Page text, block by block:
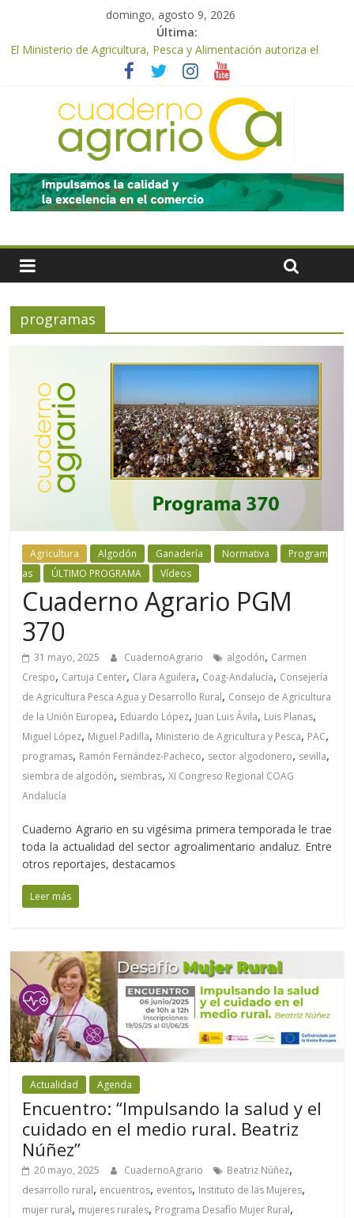
domingo, agosto 9, 2026
Última:
ASAJA Almería: las primeras recolecciones de almendra
confirman una cosecha desigual marcada por las inclemencias
meteorológicas y la incertidumbre en los precios
pago de 85 millones adicionales de ayudas de la PAC de
remanentes disponibles
El Ministerio de Agricultura, Pesca y Alimentación otorga los
premios Alimentos de España a los mejores quesos 2026
UPA Granada advierte de una vendimia marcada por el
desplome de la demanda, que obligará a muchos viticultores a
dejar la uva en el campo
nuevo protocolo de certificación del ibérico para reforzar la
seguridad y la transparencia del sector
programas
Agricultura Algodón Ganadería Normativa
Program
as
ÚLTIMO PROGRAMA Vídeos
Cuaderno Agrario PGM
370
31 mayo, 2025 CuadernoAgrario algodón, Carmen
Crespo, Cartuja Center, Clara Aguilera, Coag-Andalucía, Consejería
de Agricultura Pesca Agua y Desarrollo Rural, Consejo de Agricultura
de la Unión Europea, Eduardo López, Juan Luis Ávila, Luis Planas,
Miguel López, Miguel Padilla, Ministerio de Agricultura y Pesca, PAC,
programas, Ramón Fernández-Pacheco, sector algodonero, sevilla,
siembra de algodón, siembras,XI Congreso Regional COAG
Andalucía
Cuaderno Agrario en su vigésima primera temporada le trae
toda la actualidad del sector agroalimentario andaluz. Entre
otros reportajes, destacamos
Leer más
Actualidad Agenda
Encuentro: “Impulsando la salud y el
cuidado en el medio rural. Beatriz
Núñez”
20 mayo, 2025 CuadernoAgrario Beatriz Núñez,
desarrollo rural, encuentros, eventos, Instituto de las Mujeres,
mujer rural, mujeres rurales, Programa Desafío Mujer Rural,